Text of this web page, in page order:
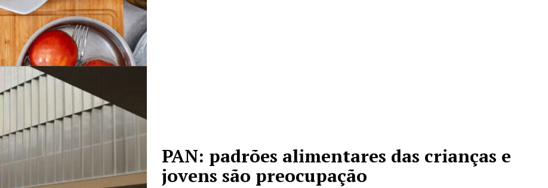
Institucional
PAN: padrões alimentares das crianças e
jovens são preocupação